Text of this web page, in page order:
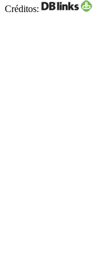
Créditos: